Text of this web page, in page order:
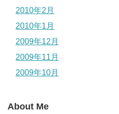
2010年2月
2010年1月
2009年12月
2009年11月
2009年10月
About Me